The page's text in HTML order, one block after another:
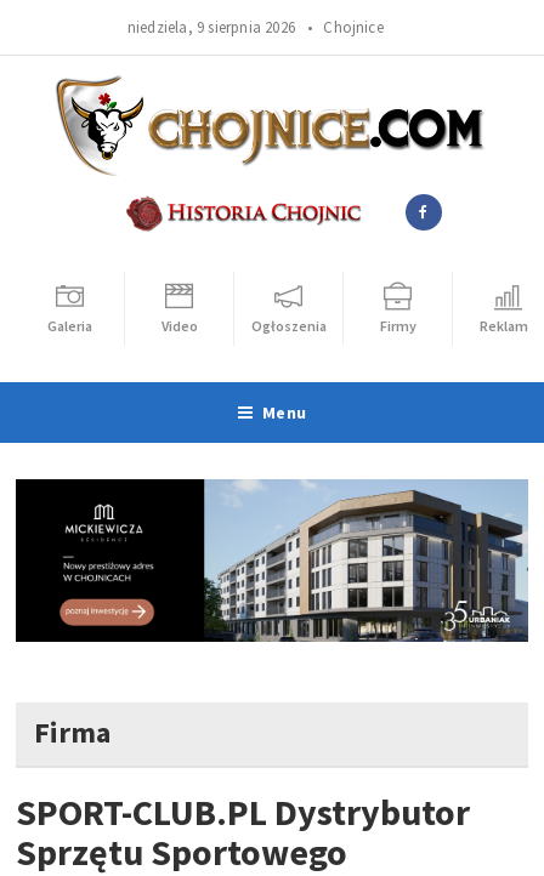
niedziela, 9 sierpnia 2026 • Chojnice
Galeria Video Ogłoszenia Firmy Reklama
Menu
Firma
SPORT-CLUB.PL Dystrybutor
Sprzętu Sportowego